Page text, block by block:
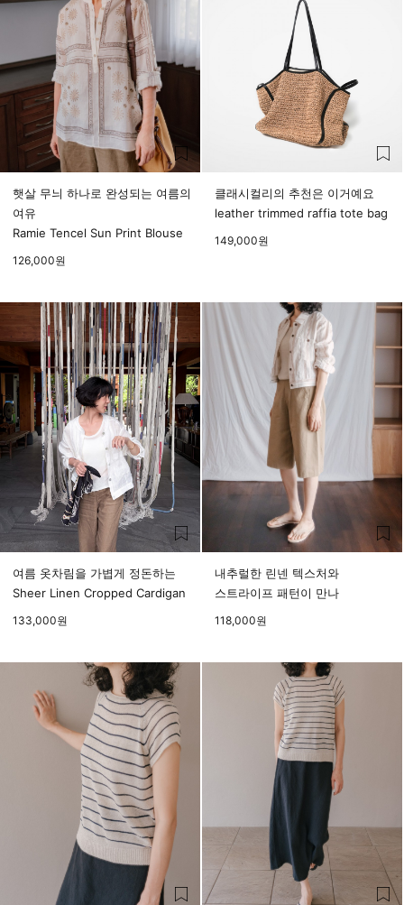
햇살 무늬 하나로 완성되는 여름의
여유
Ramie Tencel Sun Print Blouse
126,000원
클래시컬리의 추천은 이거예요
leather trimmed raffia tote bag
149,000원
여름 옷차림을 가볍게 정돈하는
Sheer Linen Cropped Cardigan
133,000원
내추럴한 린넨 텍스처와
스트라이프 패턴이 만나
118,000원